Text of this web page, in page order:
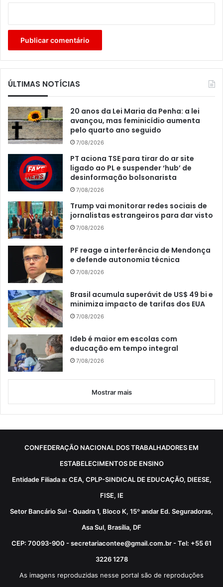
ÚLTIMAS NOTÍCIAS
20 anos da Lei Maria da Penha: a lei
avançou, mas feminicídio aumenta
pelo quarto ano seguido
7/08/2026
PT aciona TSE para tirar do ar site
ligado ao PL e suspender ‘hub’ de
desinformação bolsonarista
7/08/2026
Trump vai monitorar redes sociais de
jornalistas estrangeiros para dar visto
7/08/2026
PF reage a interferência de Mendonça
e defende autonomia técnica
7/08/2026
Brasil acumula superávit de US$ 49 bi e
minimiza impacto de tarifas dos EUA
7/08/2026
Ideb é maior em escolas com
educação em tempo integral
7/08/2026
Mostrar mais
CONFEDERAÇÃO NACIONAL DOS TRABALHADORES EM
ESTABELECIMENTOS DE ENSINO
Entidade Filiada a: CEA, CPLP-SINDICAL DE EDUCAÇÃO, DIEESE,
FISE, IE
Setor Bancário Sul - Quadra 1, Bloco K, 15º andar Ed. Seguradoras,
Asa Sul, Brasília, DF
CEP: 70093-900 - secretariacontee@gmail.com.br - Tel: +55 61
3226 1278
As imagens reproduzidas nesse portal são de reproduções